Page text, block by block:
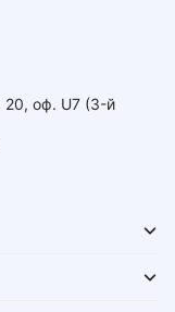
20, оф. U7 (3-й